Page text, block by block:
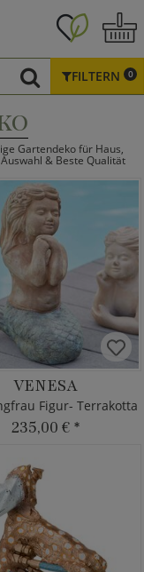
FILTERN 0
Gartendeko für Haus,
& Beste Qualität
VENESA
Figur- Terrakotta
235,00 € *